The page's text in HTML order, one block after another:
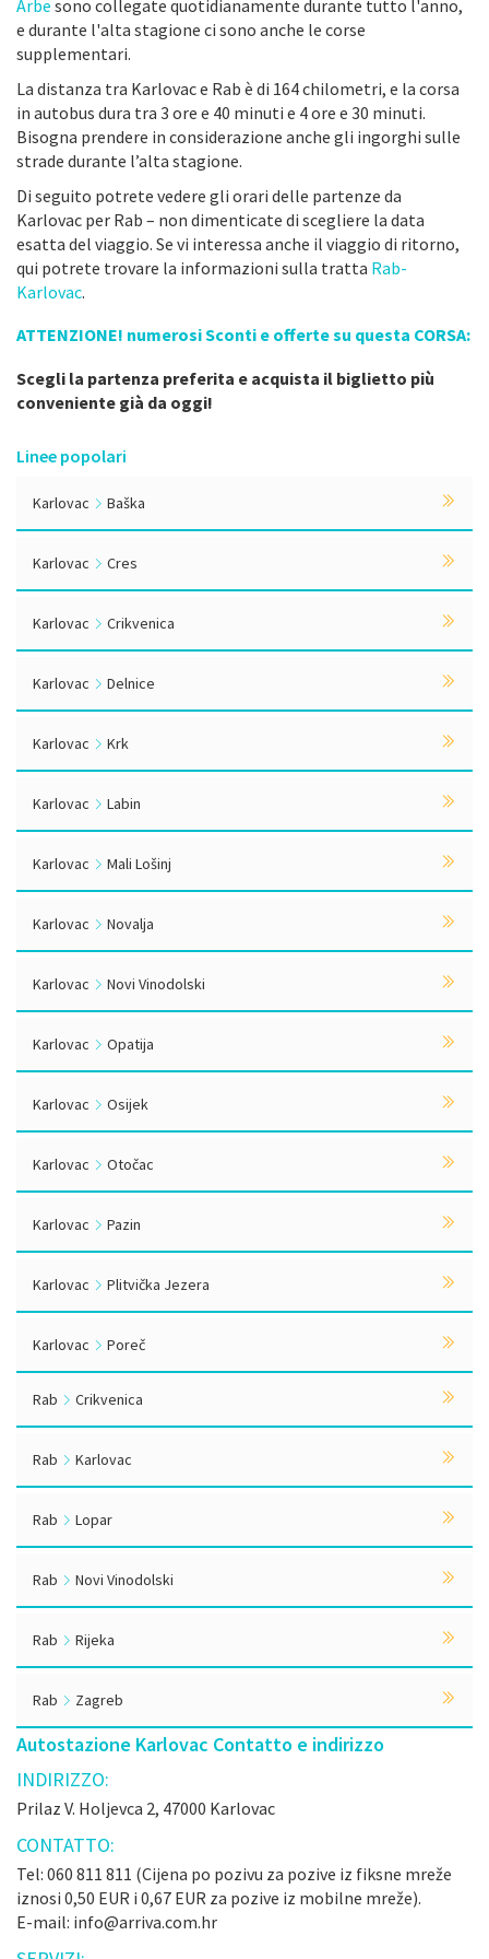
Arbe sono collegate quotidianamente durante tutto l'anno,
e durante l'alta stagione ci sono anche le corse
supplementari.
La distanza tra Karlovac e Rab è di 164 chilometri, e la corsa
in autobus dura tra 3 ore e 40 minuti e 4 ore e 30 minuti.
Bisogna prendere in considerazione anche gli ingorghi sulle
strade durante l’alta stagione.
Di seguito potrete vedere gli orari delle partenze da
Karlovac per Rab – non dimenticate di scegliere la data
esatta del viaggio. Se vi interessa anche il viaggio di ritorno,
qui potrete trovare la informazioni sulla tratta Rab-
Karlovac.
ATTENZIONE! numerosi Sconti e offerte su questa CORSA:
Scegli la partenza preferita e acquista il biglietto più
conveniente già da oggi!
Linee popolari
Karlovac Baška
Karlovac Cres
Karlovac Crikvenica
Karlovac Delnice
Karlovac Krk
Karlovac Labin
Karlovac Mali Lošinj
Karlovac Novalja
Karlovac Novi Vinodolski
Karlovac Opatija
Karlovac Osijek
Karlovac Otočac
Karlovac Pazin
Karlovac Plitvička Jezera
Karlovac Poreč
Rab Crikvenica
Rab Karlovac
Rab Lopar
Rab Novi Vinodolski
Rab Rijeka
Rab Zagreb
Autostazione Karlovac Contatto e indirizzo
INDIRIZZO:
Prilaz V. Holjevca 2, 47000 Karlovac
CONTATTO:
Tel: 060 811 811 (Cijena po pozivu za pozive iz fiksne mreže
iznosi 0,50 EUR i 0,67 EUR za pozive iz mobilne mreže).
E-mail: info@arriva.com.hr